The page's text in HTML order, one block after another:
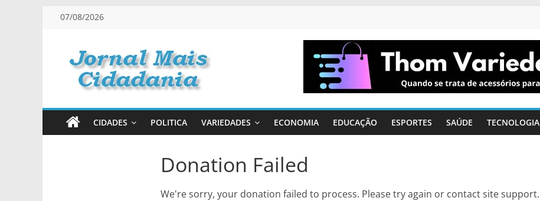
Pular
conteúdo
07/08/2026
Jornal
Mais
Cidadania
CIDADES POLITICA VARIEDADES ECONOMIA EDUCAÇÃO ESPORTES SAÚDE TECNOLOGIA
Donation Failed
We're sorry, your donation failed to process. Please try again or contact site support.